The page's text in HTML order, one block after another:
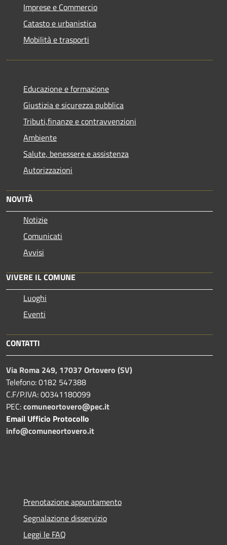
Imprese e Commercio
Catasto e urbanistica
Mobilità e trasporti
Educazione e formazione
Giustizia e sicurezza pubblica
Tributi,finanze e contravvenzioni
Ambiente
Salute, benessere e assistenza
Autorizzazioni
NOVITÀ
Notizie
Comunicati
Avvisi
VIVERE IL COMUNE
Luoghi
Eventi
CONTATTI
Via Roma 249, 17037 Ortovero (SV)
Telefono: 0182 547388
C.F/P.IVA: 00341180099
PEC:comuneortovero@pec.it
Email Ufficio Protocollo
info@comuneortovero.it
Prenotazione appuntamento
Segnalazione disservizio
Leggi le FAQ